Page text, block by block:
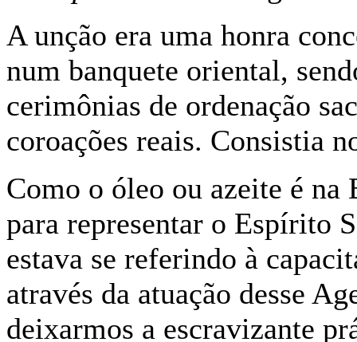
A unção era uma honra
num banquete oriental,
cerimônias de ordenação
coroações reais. Consistia
Como o óleo ou azeite é
para representar o Espírito
estava se referindo à
através da atuação desse
deixarmos a escravizante